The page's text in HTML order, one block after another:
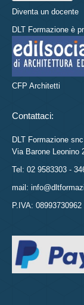
Diventa un docente
DLT Formazione è
CFP Architetti
Contattaci:
DLT Formazione snc
Via Barone Leonino
Tel: 02 9583303 -
mail:
P.IVA: 08993730962